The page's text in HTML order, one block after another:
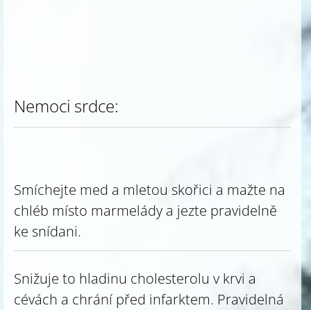
Nemoci srdce:
Smíchejte med a mletou skořici a mažte na
chléb místo marmelády a jezte pravidelně
ke snídani.
Snižuje to hladinu cholesterolu v krvi a
cévách a chrání před infarktem. Pravidelná